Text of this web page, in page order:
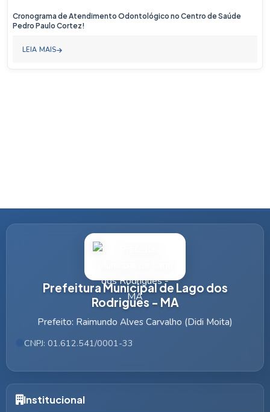
Cronograma de Atendimento Odontológico no Centro de Saúde
Pedro Paulo Cortez!
LEIA MAIS
Prefeitura Municipal de Lago dos
Rodrigues - MA
Prefeito: Raimundo Alves Carvalho (Didi Moita)
CNPJ: 01.612.541/0001-33
Institucional